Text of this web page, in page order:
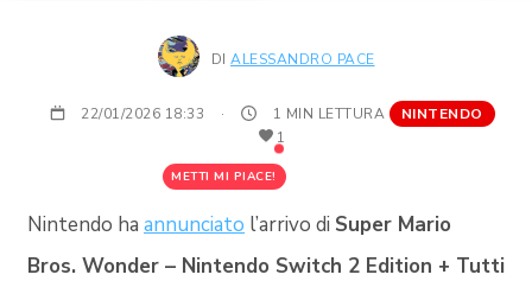
DI ALESSANDRO PACE
22/01/2026 18:33 · 1 MIN LETTURA NINTENDO
METTI MI PIACE!
1
Nintendo ha annunciato l’arrivo di Super Mario
Bros. Wonder – Nintendo Switch 2 Edition + Tutti